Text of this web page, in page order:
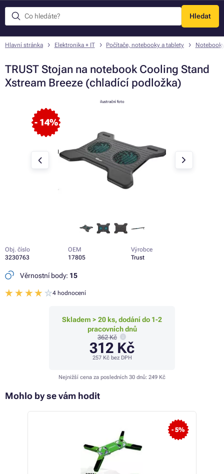
Hledat
Menu
Hlavní stránka Elektronika + IT Počítače, notebooky a tablety
TRUST Stojan na notebook Cooling Stand
Xstream Breeze (chladící podložka)
- 14%
ilustrační foto
Obj. číslo
3230763
OEM
17805
Výrobce
Trust
Věrnostní body: 15
4 hodnocení
Skladem > 20 ks, dodání do 1-2
pracovních dnů
362 Kč
312 Kč
257 Kčbez DPH
Nejnižší cena za posledních 30 dnů: 249 Kč
Mohlo by se vám hodit
- 5%